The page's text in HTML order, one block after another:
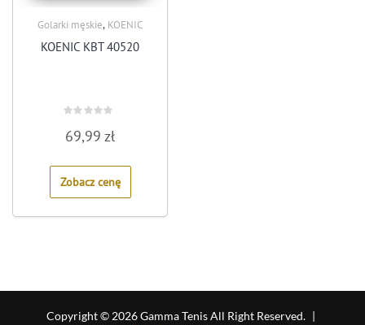
Golarki męskie, KOENIC
KOENIC KBT 40520
0
5
69,99zł
Zobacz cenę
Copyright © 2026 Gamma Tenis All Right Reserved. |